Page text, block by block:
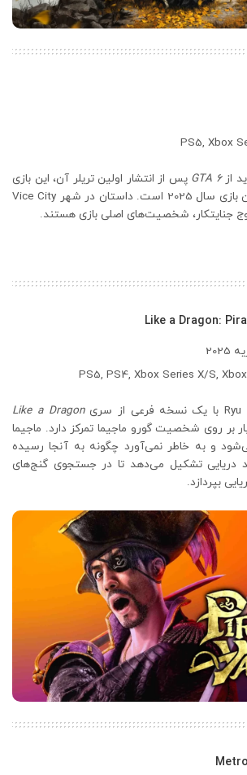
ازGTA 6 پس از انتشار اولین تریلر آن، این بازی
همچنان مورد انتظارترین بازی سال 2025 است. داستان در شهر Vice City
جنایتکار، شخصیت‌های اصلی بازی هستند.
Like a Dragon:
Like a Dragon
بر روی شخصیت گورو ماجیما تمرکز دارد. ماجیما
و به خاطر نمی‌آورد چگونه به آنجا رسیده
دریایی تشکیل می‌دهد تا در جستجوی گنج‌های
بپردازد.